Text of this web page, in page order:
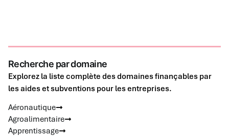
Recherche par domaine
Explorez la liste complète des domaines finançables par
les aides et subventions pour les entreprises.
Aéronautique
Agroalimentaire
Apprentissage